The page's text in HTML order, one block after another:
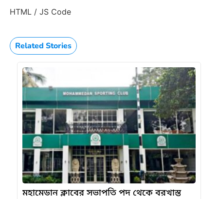
HTML / JS Code
Related Stories
মহামেডান ক্লাবের সভাপতি পদ থেকে বরখাস্ত